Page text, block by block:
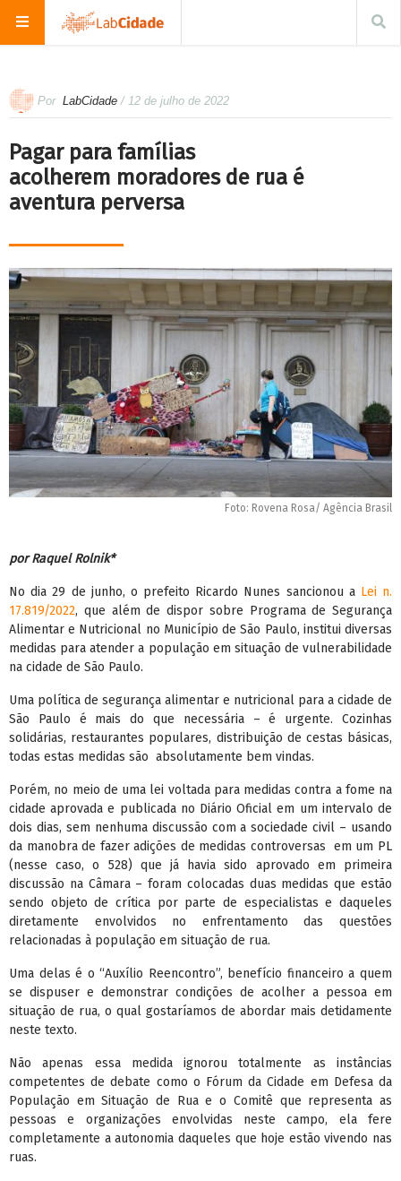
Por LabCidade / 12 de julho de 2022
Pagar para famílias
acolherem moradores de rua é
aventura perversa
Foto: Rovena Rosa/ Agência Brasil
por Raquel Rolnik*
No dia 29 de junho, o prefeito Ricardo Nunes sancionou a Lei n.
17.819/2022, que além de dispor sobre Programa de Segurança
Alimentar e Nutricional no Município de São Paulo, institui diversas
medidas para atender a população em situação de vulnerabilidade
na cidade de São Paulo.
Uma política de segurança alimentar e nutricional para a cidade de
São Paulo é mais do que necessária – é urgente. Cozinhas
solidárias, restaurantes populares, distribuição de cestas básicas,
todas estas medidas são absolutamente bem vindas.
Porém, no meio de uma lei voltada para medidas contra a fome na
cidade aprovada e publicada no Diário Oficial em um intervalo de
dois dias, sem nenhuma discussão com a sociedade civil – usando
da manobra de fazer adições de medidas controversas em um PL
(nesse caso, o 528) que já havia sido aprovado em primeira
discussão na Câmara – foram colocadas duas medidas que estão
sendo objeto de crítica por parte de especialistas e daqueles
diretamente envolvidos no enfrentamento das questões
relacionadas à população em situação de rua.
Uma delas é o “Auxílio Reencontro”, benefício financeiro a quem
se dispuser e demonstrar condições de acolher a pessoa em
situação de rua, o qual gostaríamos de abordar mais detidamente
neste texto.
Não apenas essa medida ignorou totalmente as instâncias
competentes de debate como o Fórum da Cidade em Defesa da
População em Situação de Rua e o Comitê que representa as
pessoas e organizações envolvidas neste campo, ela fere
completamente a autonomia daqueles que hoje estão vivendo nas
ruas.